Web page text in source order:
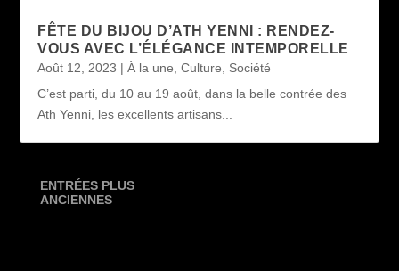
FÊTE DU BIJOU D’ATH YENNI : RENDEZ-
VOUS AVEC L’ÉLÉGANCE INTEMPORELLE
Août 12, 2023 |À la une ,Culture
Société
C’est parti, du 10 au 19 août, dans la belle contrée des
Ath Yenni, les excellents artisans...
ENTRÉES PLUS
ANCIENNES